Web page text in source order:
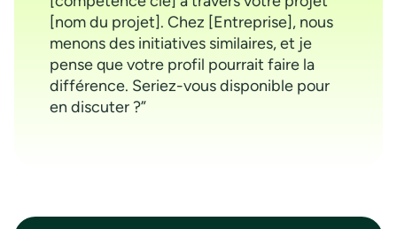
[nom du projet]. Chez [Entreprise], nous
menons des initiatives similaires, et je
pense que votre profil pourrait faire la
différence. Seriez-vous disponible pour
en discuter ?”